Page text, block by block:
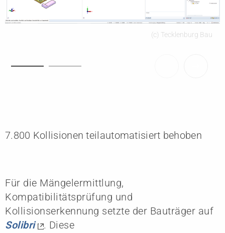
(c) Tecklenburg Bau
7.800 Kollisionen teilautomatisiert behoben
Für die Mängelermittlung,
Kompatibilitätsprüfung und
Kollisionserkennung setzte der Bauträger auf
Solibri
. Diese